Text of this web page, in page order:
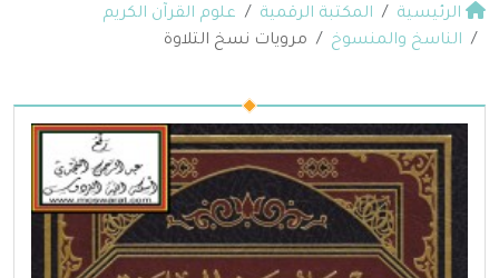
الرئيسية المكتبة الرقمية
علوم القرآن الكريم
الناسخ والمنسوخ
مرويات نسخ التلاوة